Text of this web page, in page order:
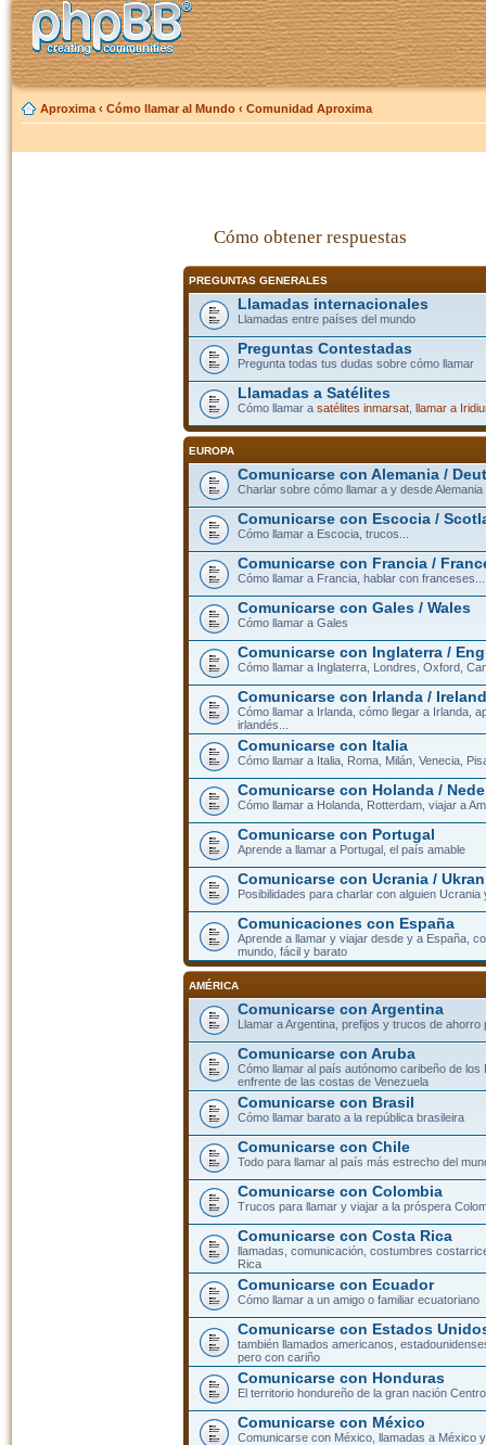
Aproxima ‹ Cómo llamar al Mundo ‹ Comunidad Aproxima
Cómo obtener respuestas
PREGUNTAS GENERALES
Llamadas internacionales
Llamadas entre países del mundo
Preguntas Contestadas
Pregunta todas tus dudas sobre cómo llamar
Llamadas a Satélites
Cómo llamar a satélites inmarsat, llamar a
EUROPA
Comunicarse con Alemania /
Charlar sobre cómo llamar a y desde Alemania
Comunicarse con Escocia /
Cómo llamar a Escocia, trucos...
Comunicarse con Francia /
Cómo llamar a Francia, hablar con franceses...
Comunicarse con Gales / Wales
Cómo llamar a Gales
Comunicarse con Inglaterra /
Cómo llamar a Inglaterra, Londres, Oxford,
Comunicarse con Irlanda / Ireland
Cómo llamar a Irlanda, cómo llegar a Irlanda,
irlandés...
Comunicarse con Italia
Cómo llamar a Italia, Roma, Milán, Venecia,
Comunicarse con Holanda /
Cómo llamar a Holanda, Rotterdam, viajar a
Comunicarse con Portugal
Aprende a llamar a Portugal, el país amable
Comunicarse con Ucrania /
Posibilidades para charlar con alguien Ucrania
Comunicaciones con España
Aprende a llamar y viajar desde y a España,
mundo, fácil y barato
AMÉRICA
Comunicarse con Argentina
Llamar a Argentina, prefijos y trucos de ahorro
Comunicarse con Aruba
Cómo llamar al país autónomo caribeño de los
enfrente de las costas de Venezuela
Comunicarse con Brasil
Cómo llamar barato a la república brasileira
Comunicarse con Chile
Todo para llamar al país más estrecho del
Comunicarse con Colombia
Trucos para llamar y viajar a la próspera
Comunicarse con Costa Rica
llamadas, comunicación, costumbres
Rica
Comunicarse con Ecuador
Cómo llamar a un amigo o familiar ecuatoriano
Comunicarse con Estados
también llamados americanos,
pero con cariño
Comunicarse con Honduras
El territorio hondureño de la gran nación
Comunicarse con México
Comunicarse con México, llamadas a México